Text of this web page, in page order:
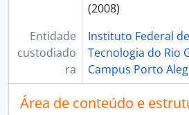
(2008)
Entidade
custodiado
ra
Instituto Federal
Tecnologia do Rio
Campus Porto
Área de conteúdo e